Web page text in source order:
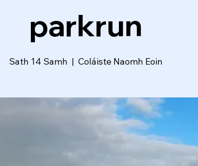
parkrun
Sath 14 Samh
  |
Coláiste Naomh Eoin